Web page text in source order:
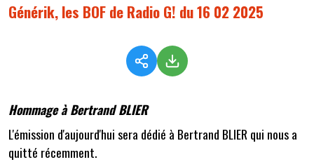
Générik, les BOF de Radio G! du 16 02 2025
Hommage à Bertrand BLIER
L'émission d'aujourd'hui sera dédié à Bertrand BLIER qui nous a
quitté récemment.